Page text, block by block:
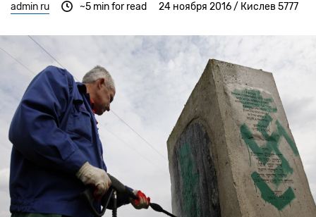
admin ru 24 ноября 2016 / Кислев 5777
~5 min for read